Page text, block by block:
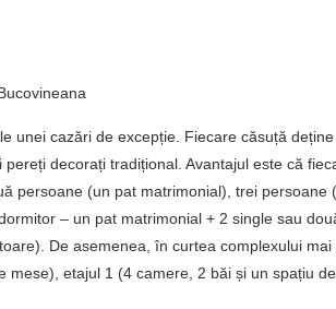
unei cazări de excepție. Fiecare căsuță
decorați tradițional. Avantajul este că
persoane (un pat matrimonial), trei persoane
– un pat matrimonial + 2 single sau
De asemenea, în curtea complexului mai
mese), etajul 1 (4 camere, 2 băi și un spațiu